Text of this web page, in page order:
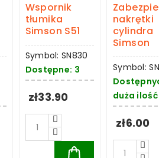
Wspornik
tłumika
Simson S51
Symbol: SN830
Dostępne: 3
zł33.90
nakrętki
cylindra
Simson
Symbol:
duża ilość
zł6.00